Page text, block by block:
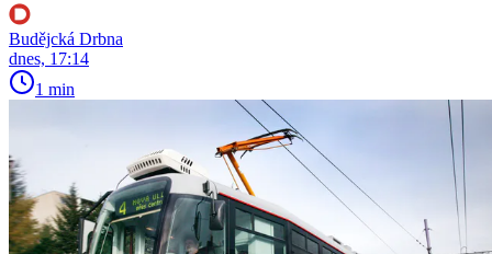
Budějcká Drbna
dnes, 17:14
1 min